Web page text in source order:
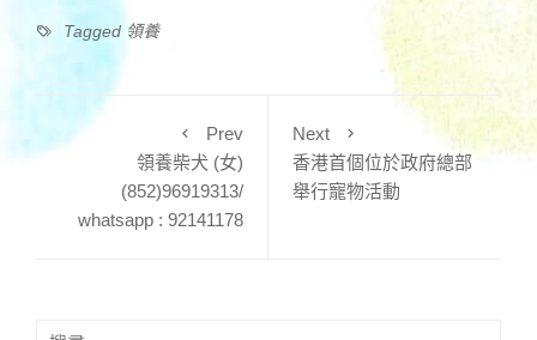
Tagged 領養
Prev
領養柴犬 (女)
(852)96919313/
whatsapp : 92141178
Next
香港首個位於政府總部
舉行寵物活動
搜